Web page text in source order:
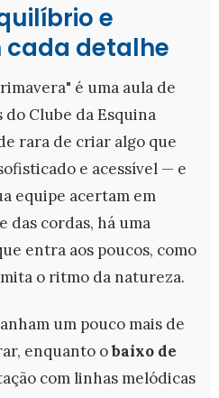
e
cada detalhe
é uma aula de
Clube da Esquina
rara de criar algo que
e acessível — e
equipe acertam em
das cordas, há uma
entra aos poucos, como
o ritmo da natureza.
um pouco mais de
enquanto obaixo de
com linhas melódicas